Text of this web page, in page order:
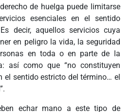
de huelga puede limitarse
esenciales en el sentido
decir, aquellos servicios cuya
en peligro la vida, la seguridad
en toda o en parte de la
así como que “no constituyen
el sentido estricto del término… el
echar mano a este tipo de